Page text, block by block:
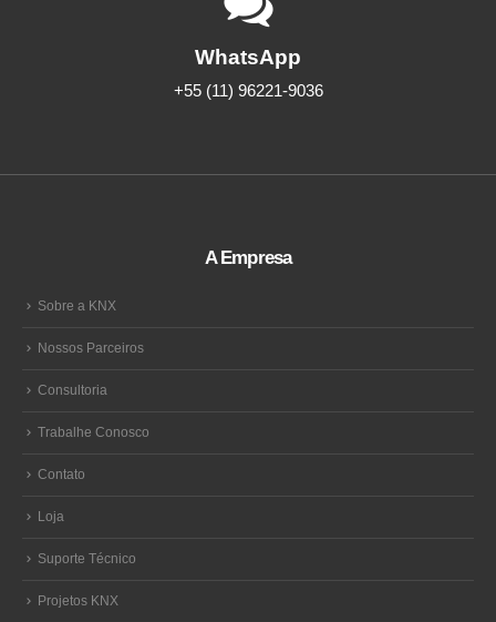
WhatsApp
+55 (11) 96221-9036
A Empresa
Sobre a KNX
Nossos Parceiros
Consultoria
Trabalhe Conosco
Contato
Loja
Suporte Técnico
Projetos KNX